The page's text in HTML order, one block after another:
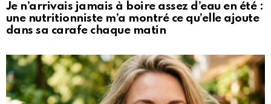
Je n’arrivais jamais à boire assez d’eau en été :
une nutritionniste m’a montré ce qu’elle ajoute
dans sa carafe chaque matin